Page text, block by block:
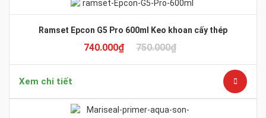
Ramset Epcon G5 Pro 600ml Keo khoan cấy thép
740.000₫ 750.000₫
Xem chi tiết